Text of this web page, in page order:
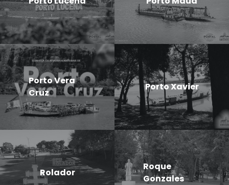
Porto Vera
Cruz
Porto Xavier
Rolador
Roque
Gonzales